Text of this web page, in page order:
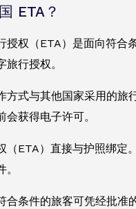
ETA？
授权（ETA）是面向符合
旅行授权。
方式与其他国家采用的旅
会获得电子许可。
（ETA）直接与护照绑定
合条件的旅客可凭经批准